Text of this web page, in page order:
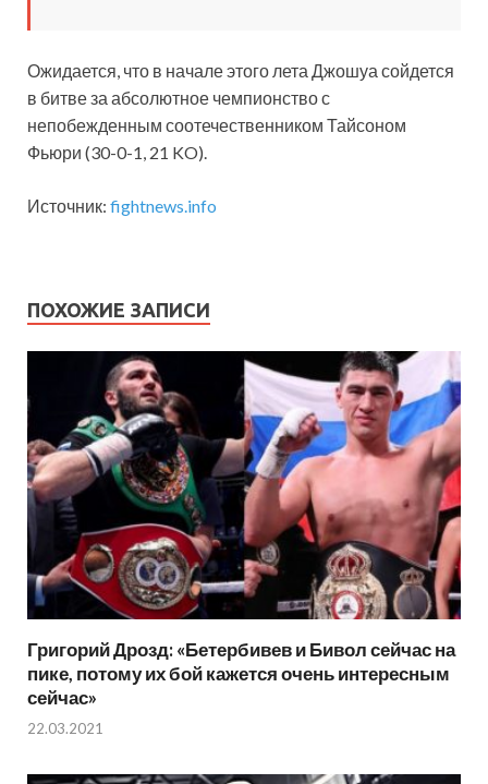
Ожидается, что в начале этого лета Джошуа сойдется
в битве за абсолютное чемпионство с
непобежденным соотечественником Тайсоном
Фьюри (30-0-1, 21 KO).
Источник: fightnews.info
ПОХОЖИЕ ЗАПИСИ
Григорий Дрозд: «Бетербивев и Бивол сейчас на
пике, потому их бой кажется очень интересным
сейчас»
22.03.2021